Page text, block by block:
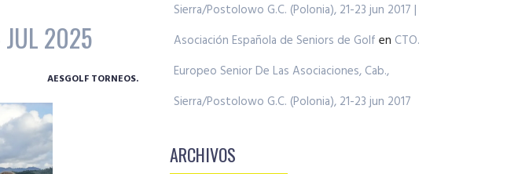
JUL 2025
AESGOLF TORNEOS.
Sierra/Postolowo G.C. (Polonia), 21-23 jun 2017 |
Asociación Española de Seniors de Golf en CTO.
Europeo Senior De Las Asociaciones, Cab.,
Sierra/Postolowo G.C. (Polonia), 21-23 jun 2017
ARCHIVOS